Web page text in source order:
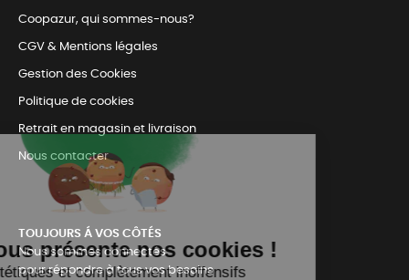
Coopazur, qui sommes-nous?
CGV & Mentions légales
Gestion des Cookies
Politique de cookies
Retrait en magasin et livraison
Nous contacter
TOUJOURS Á VOS CÔTÉS
Nous sommes connectés
pour répondre à tous vos besoins